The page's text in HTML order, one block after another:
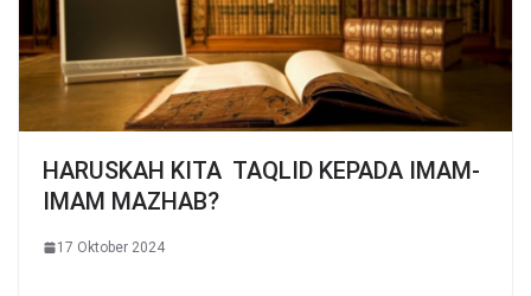
HARUSKAH KITA TAQLID KEPADA IMAM-
IMAM MAZHAB?
17 Oktober 2024